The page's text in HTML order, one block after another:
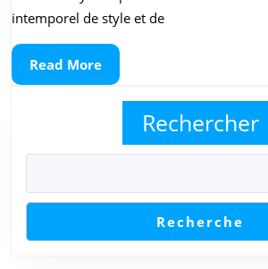
intemporel de style et de
Read MoreRead
More
Rechercher
Recherche